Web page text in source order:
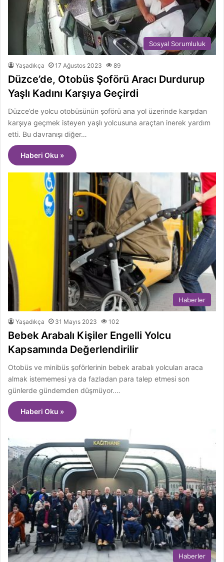
Sosyal Sorumluluk
Yaşadıkça 17 Ağustos 2023 89
Düzce’de, Otobüs Şoförü Aracı Durdurup
Yaşlı Kadını Karşıya Geçirdi
Düzce’de yolcu otobüsünün şoförü ana yol üzerinde karşıdan
karşıya geçmek isteyen yaşlı yolcusuna araçtan inerek yardım
etti. Bu davranışı diğer…
Haberi Oku »
Haberler
Yaşadıkça 31 Mayıs 2023 102
Bebek Arabalı Kişiler Engelli Yolcu
Kapsamında Değerlendirilir
Otobüs ve minibüs şoförlerinin bebek arabalı yolcuları araca
almak istememesi ya da fazladan para talep etmesi son
günlerde gündemden düşmüyor.…
Haberi Oku »
Haberler